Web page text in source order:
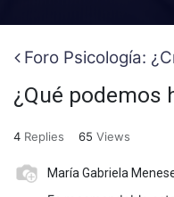
Foro Psicología:
¿Qué podemos
4 Replies 65 Views
María Gabriela